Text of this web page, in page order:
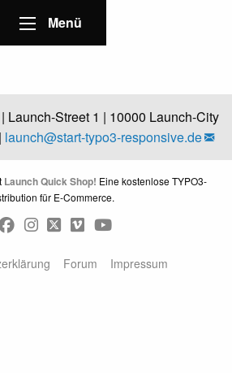
Forum Impressum
Menü
Launch-Street 1 | 10000 Launch-City
launch@start-typo3-responsive.de
Launch Quick Shop! Eine kostenlose TYPO3-
für E-Commerce.